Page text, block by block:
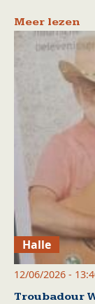
Meer lezen
Halle
12/06/2026 -
Troubadour